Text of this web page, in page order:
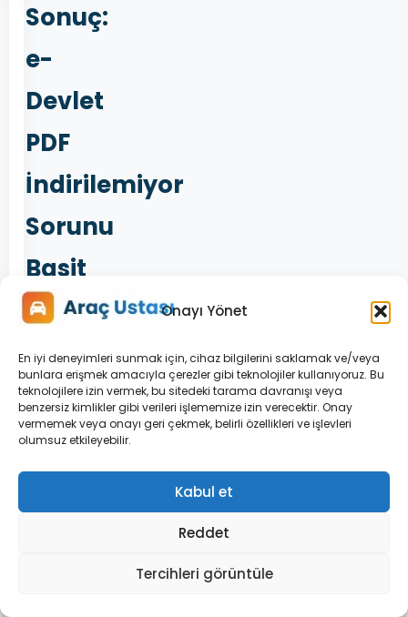
Onayı Yönet
En iyi deneyimleri sunmak için, cihaz bilgilerini saklamak ve/veya
bunlara erişmek amacıyla çerezler gibi teknolojiler kullanıyoruz. Bu
teknolojilere izin vermek, bu sitedeki tarama davranışı veya
benzersiz kimlikler gibi verileri işlememize izin verecektir. Onay
vermemek veya onayı geri çekmek, belirli özellikleri ve işlevleri
olumsuz etkileyebilir.
Kabul et
Reddet
Tercihleri görüntüle
Sonuç:
e-
Devlet
PDF
İndirilemiyor
Sorunu
Basit
Bir
Ayar
Hatası
Aslında
bu